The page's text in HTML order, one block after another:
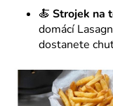
🍝 Strojek na
domácí
dostanete